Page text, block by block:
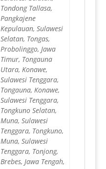
Tondong Tallasa,
Pangkajene
Kepulauan, Sulawesi
Selatan, Tongas,
Probolinggo, Jawa
Timur, Tongauna
Utara, Konawe,
Sulawesi Tenggara,
Tongauna, Konawe,
Sulawesi Tenggara,
Tongkuno Selatan,
Muna, Sulawesi
Tenggara, Tongkuno,
Muna, Sulawesi
Tenggara, Tonjong,
Brebes, Jawa Tengah,